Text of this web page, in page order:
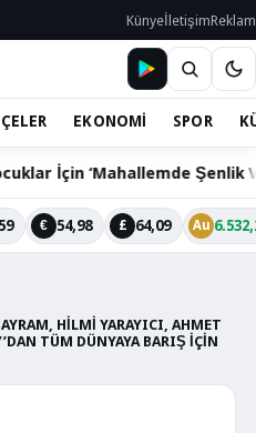
KünyeİletişimReklam
EKONOMİ SPOR
Şenlik Var’ Etkinliği
€ 54,98 £ 64,09 Au
HİLMİ YARAYICI, AHMET
TÜM DÜNYAYA BARIŞ İÇİN